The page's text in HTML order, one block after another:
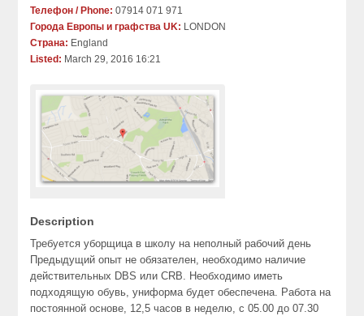
Телефон / Phone: 07914 071 971
Города Европы и графства UK: LONDON
Страна: England
Listed: March 29, 2016 16:21
Description
Требуется уборщица в школу на неполный рабочий день
Предыдущий опыт не обязателен, необходимо наличие
действительных DBS или CRB. Необходимо иметь
подходящую обувь, униформа будет обеспечена. Работа на
постоянной основе, 12,5 часов в неделю, с 05.00 до 07.30